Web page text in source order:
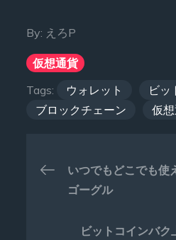
By: えろP
仮想通貨
Tags:
ウォレット
ビッ
ブロックチェーン
仮
投
稿
いつでもどこでも使
ゴーグル
ビットコインバ